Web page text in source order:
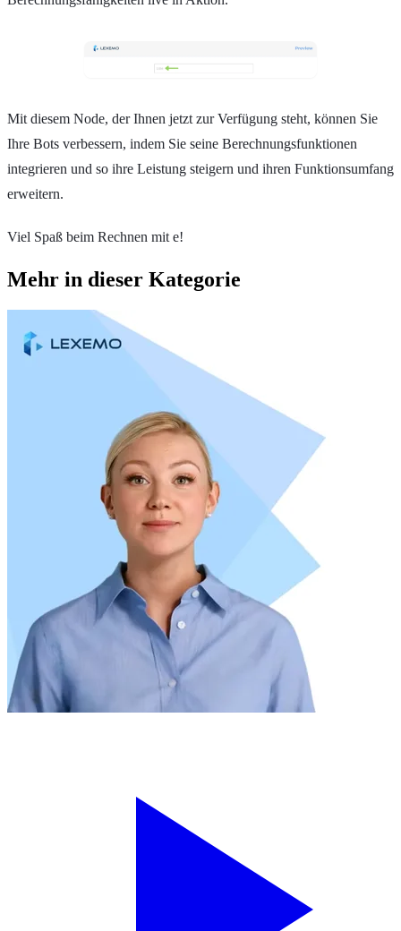
Mit diesem Node, der Ihnen jetzt zur Verfügung steht, können Sie
Ihre Bots verbessern, indem Sie seine Berechnungsfunktionen
integrieren und so ihre Leistung steigern und ihren Funktionsumfang
erweitern.
Viel Spaß beim Rechnen mit e!
Mehr in dieser Kategorie